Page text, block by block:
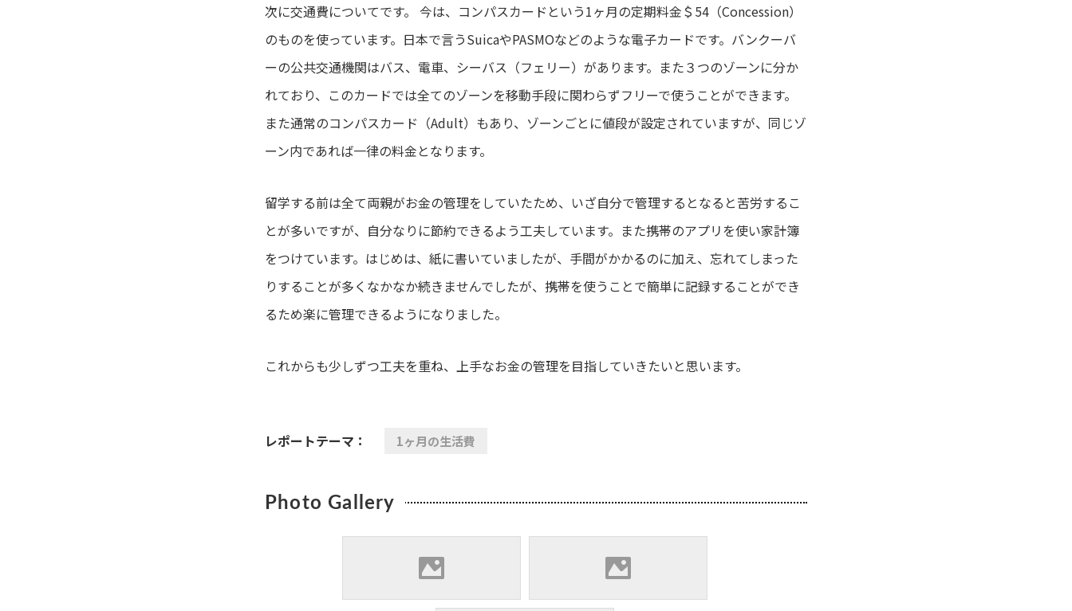
次に交通費についてです。 今は、コンパスカードという1ヶ月の定期料金＄54（Concession）
のものを使っています。日本で言うSuicaやPASMOなどのような電子カードです。バンクーバ
ーの公共交通機関はバス、電車、シーバス（フェリー）があります。また３つのゾーンに分か
れており、このカードでは全てのゾーンを移動手段に関わらずフリーで使うことができます。
また通常のコンパスカード（Adult）もあり、ゾーンごとに値段が設定されていますが、同じゾ
ーン内であれば一律の料金となります。
留学する前は全て両親がお金の管理をしていたため、いざ自分で管理するとなると苦労するこ
とが多いですが、自分なりに節約できるよう工夫しています。また携帯のアプリを使い家計簿
をつけています。はじめは、紙に書いていましたが、手間がかかるのに加え、忘れてしまった
りすることが多くなかなか続きませんでしたが、携帯を使うことで簡単に記録することができ
るため楽に管理できるようになりました。
これからも少しずつ工夫を重ね、上手なお金の管理を目指していきたいと思います。
レポートテーマ： 1ヶ月の生活費
Photo Gallery